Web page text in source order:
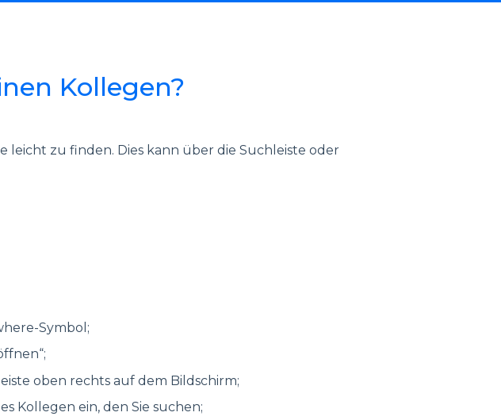
Kollegen?
leicht zu finden. Dies kann über die Suchleiste oder
Symbol;
oben rechts auf dem Bildschirm;
Kollegen ein, den Sie suchen;